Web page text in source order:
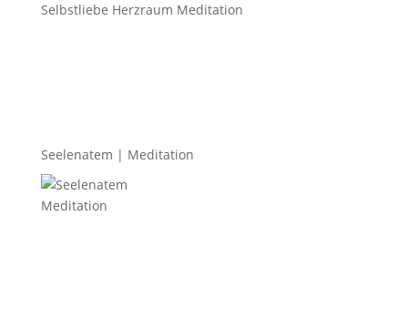
Selbstliebe Herzraum Meditation
Seelenatem | Meditation